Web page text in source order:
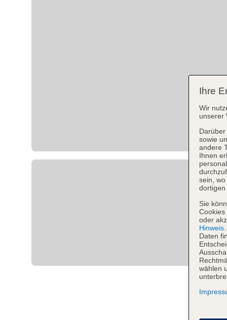
Ihre
Wir
unserer
sowie
andere
Ihnen
sein,
Sie
Cookies
oder
Hinweis
Daten
wählen